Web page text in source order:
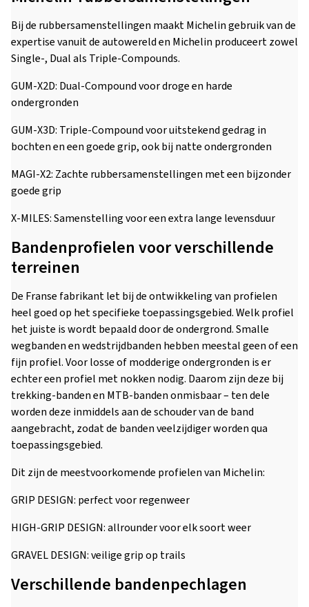
Bij de rubbersamenstellingen maakt Michelin gebruik van de
expertise vanuit de autowereld en Michelin produceert zowel
Single-, Dual als Triple-Compounds.
GUM-X2D: Dual-Compound voor droge en harde
ondergronden
GUM-X3D: Triple-Compound voor uitstekend gedrag in
bochten en een goede grip, ook bij natte ondergronden
MAGI-X2: Zachte rubbersamenstellingen met een bijzonder
goede grip
X-MILES: Samenstelling voor een extra lange levensduur
Bandenprofielen voor verschillende
terreinen
De Franse fabrikant let bij de ontwikkeling van profielen
heel goed op het specifieke toepassingsgebied. Welk profiel
het juiste is wordt bepaald door de ondergrond. Smalle
wegbanden en wedstrijdbanden hebben meestal geen of een
fijn profiel. Voor losse of modderige ondergronden is er
echter een profiel met nokken nodig. Daarom zijn deze bij
trekking-banden en MTB-banden onmisbaar – ten dele
worden deze inmiddels aan de schouder van de band
aangebracht, zodat de banden veelzijdiger worden qua
toepassingsgebied.
Dit zijn de meestvoorkomende profielen van Michelin:
GRIP DESIGN: perfect voor regenweer
HIGH-GRIP DESIGN: allrounder voor elk soort weer
GRAVEL DESIGN: veilige grip op trails
Verschillende bandenpechlagen